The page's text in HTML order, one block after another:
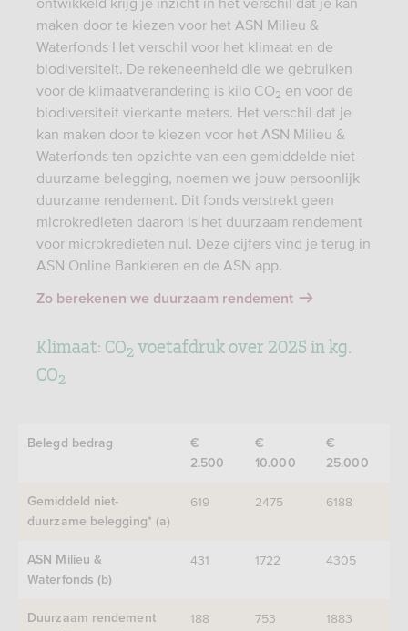
maken door te kiezen voor het ASN Milieu &
Waterfonds Het verschil voor het klimaat en de
biodiversiteit. De rekeneenheid die we gebruiken
voor de klimaatverandering is kilo CO2 en voor de
biodiversiteit vierkante meters. Het verschil dat je
kan maken door te kiezen voor het ASN Milieu &
Waterfonds ten opzichte van een gemiddelde niet-
duurzame belegging, noemen we jouw persoonlijk
duurzame rendement. Dit fonds verstrekt geen
microkredieten daarom is het duurzaam rendement
voor microkredieten nul. Deze cijfers vind je terug in
ASN Online Bankieren en de ASN app.
Zo berekenen we duurzaam rendement
Klimaat: CO2voetafdruk over 2025 in kg.
CO2
Belegd bedrag
€
2.500
€
10.000
€
25.000
Gemiddeld niet-
duurzame belegging* (a)
619 2475 6188
ASN Milieu &
Waterfonds (b)
431 1722 4305
Duurzaam rendement
188 753 1883